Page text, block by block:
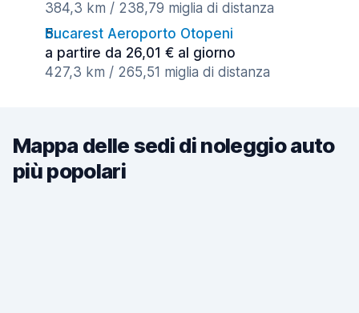
384,3 km / 238,79 miglia di distanza
Bucarest Aeroporto Otopeni
a partire da 26,01 € al giorno
427,3 km / 265,51 miglia di distanza
Mappa delle sedi di noleggio auto
più popolari